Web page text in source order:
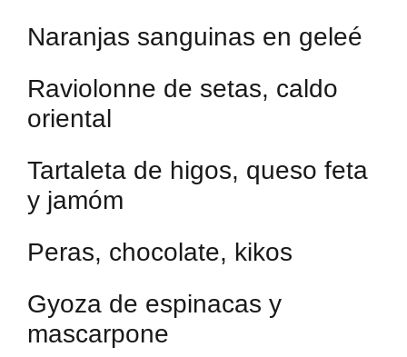
Naranjas sanguinas en geleé
Raviolonne de setas, caldo
oriental
Tartaleta de higos, queso feta
y jamóm
Peras, chocolate, kikos
Gyoza de espinacas y
mascarpone